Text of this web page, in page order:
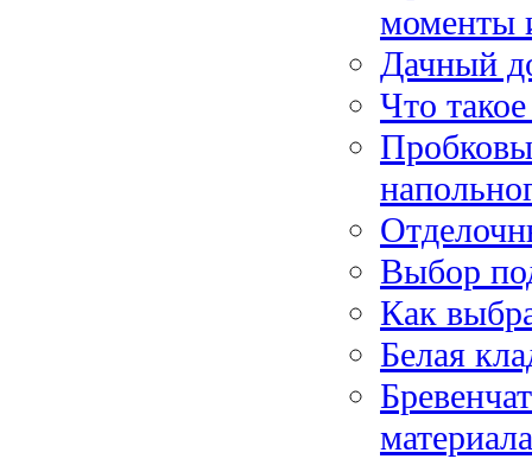
моменты
Дачный
Что
Выбор
Как
Белая
материала